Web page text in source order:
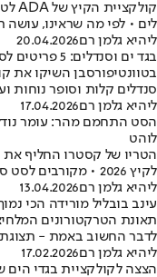
לים • לפי מה שראינו,
ליהיא גלמן רם20.04.2026
בגד ים וסנדלים: 5 פריטים לסופ"ש בסימן קיץ
סנדלים קלות וסופר נוחות
ליהיא גלמן רם17.04.2026
הסט התחמם מהר: עומר
לוהט
הטריו של קסטרו החליף את
לקיץ 2026 • מקורבים לסט סיפרו שהיה חם במיוחד
ליהיא גלמן רם13.04.2026
עינב בובליל מורידה הכי
תאונת הטרקטורונים
לדבר החשוב באמת -
ליהיא גלמן רם17.02.2026
הצצה לקולקציית בגדי